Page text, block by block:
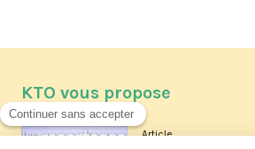
KTO vous propose
Article